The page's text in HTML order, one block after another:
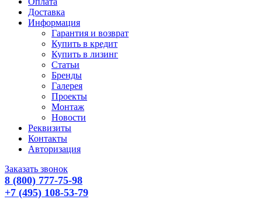
Доставка
Информация
Гарантия и возврат
Купить в кредит
Купить в лизинг
Статьи
Бренды
Галерея
Проекты
Монтаж
Новости
Реквизиты
Контакты
Авторизация
Заказать звонок
8 (800) 777-75-98
+7 (495) 108-53-79